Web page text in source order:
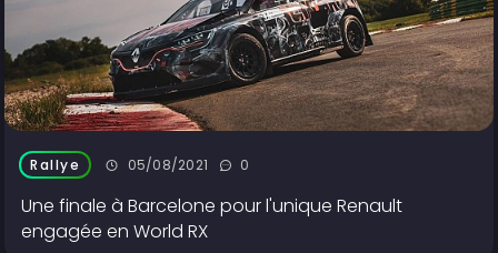
Rallye 05/08/2021 0
Une finale à Barcelone pour l'unique Renault
engagée en World RX